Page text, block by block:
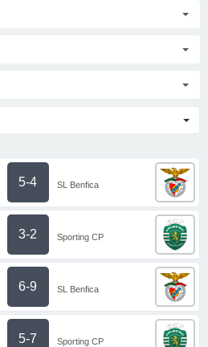
5-4 SL Benfica
3-2 Sporting CP
6-9 SL Benfica
5-7 Sporting CP